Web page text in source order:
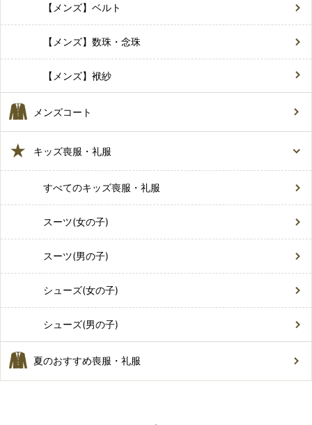
【メンズ】ベルト
【メンズ】数珠・念珠
【メンズ】袱紗
メンズコート
キッズ喪服・礼服
すべてのキッズ喪服・礼服
スーツ(女の子)
スーツ(男の子)
シューズ(女の子)
シューズ(男の子)
夏のおすすめ喪服・礼服